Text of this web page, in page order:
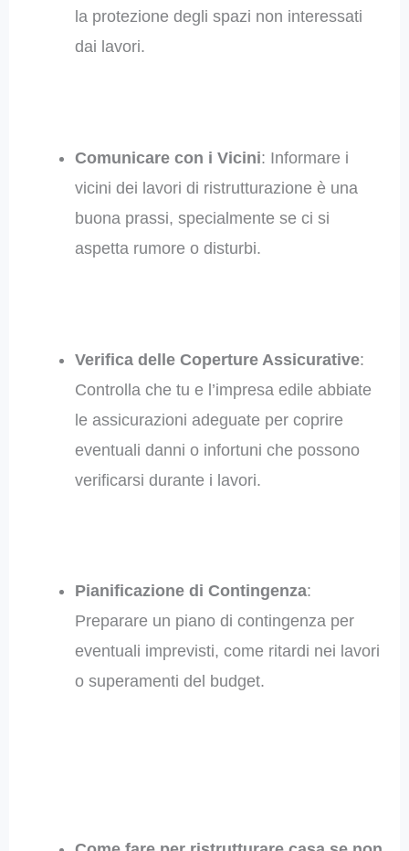
la protezione degli spazi non interessati
dai lavori.
Comunicare con i Vicini: Informare i
vicini dei lavori di ristrutturazione è una
buona prassi, specialmente se ci si
aspetta rumore o disturbi.
Verifica delle Coperture Assicurative:
Controlla che tu e l’impresa edile abbiate
le assicurazioni adeguate per coprire
eventuali danni o infortuni che possono
verificarsi durante i lavori.
Pianificazione di Contingenza:
Preparare un piano di contingenza per
eventuali imprevisti, come ritardi nei lavori
o superamenti del budget.